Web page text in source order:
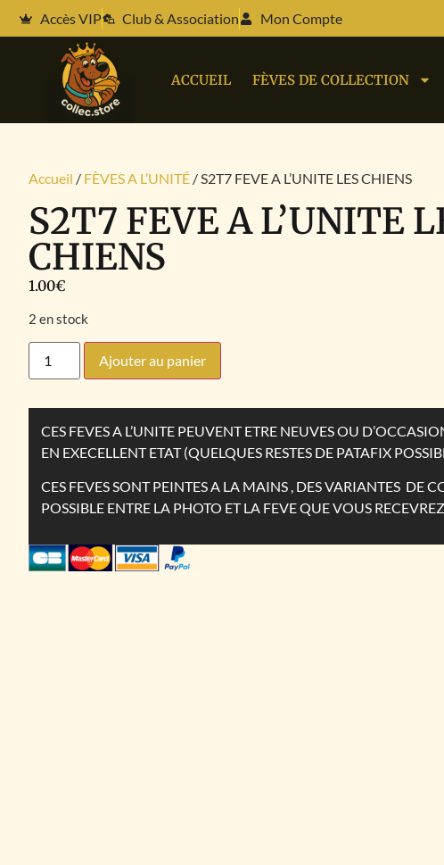
Accès VIP Club & Association Mon Compte
ACCUEIL FÈVES DE COLLECTION
Accueil / FÈVES A L’UNITÉ / S2T7 FEVE A L’UNITE LES CHIENS
S2T7 FEVE A L’UNITE
CHIENS
1.00€
2 en stock
Ajouter au panier
CES FEVES A L’UNITE PEUVENT ETRE NEUVES OU
EN EXECELLENT ETAT (QUELQUES RESTES DE PATAFIX
CES FEVES SONT PEINTES A LA MAINS , DES VARIANTES DE
POSSIBLE ENTRE LA PHOTO ET LA FEVE QUE VOUS RECEVREZ